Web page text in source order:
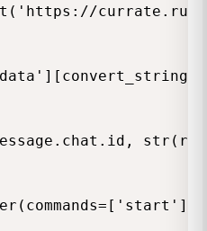
currate.ru/api/